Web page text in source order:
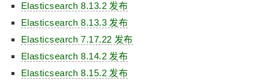
Elasticsearch 8.13.2 发布
Elasticsearch 8.13.3 发布
Elasticsearch 7.17.22 发布
Elasticsearch 8.14.2 发布
Elasticsearch 8.15.2 发布